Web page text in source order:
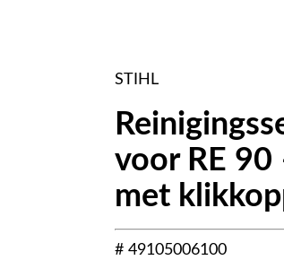
STIHL
voor RE 90
met
# 49105006100